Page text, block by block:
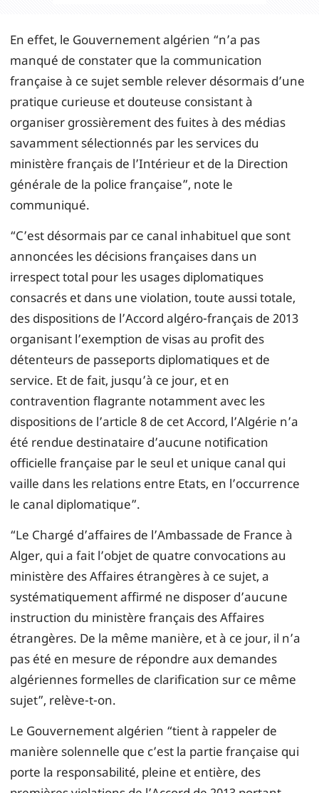
En effet, le Gouvernement algérien “n’a pas
manqué de constater que la communication
française à ce sujet semble relever désormais d’une
pratique curieuse et douteuse consistant à
organiser grossièrement des fuites à des médias
savamment sélectionnés par les services du
ministère français de l’Intérieur et de la Direction
générale de la police française”, note le
communiqué.
“C’est désormais par ce canal inhabituel que sont
annoncées les décisions françaises dans un
irrespect total pour les usages diplomatiques
consacrés et dans une violation, toute aussi totale,
des dispositions de l’Accord algéro-français de 2013
organisant l’exemption de visas au profit des
détenteurs de passeports diplomatiques et de
service. Et de fait, jusqu’à ce jour, et en
contravention flagrante notamment avec les
dispositions de l’article 8 de cet Accord, l’Algérie n’a
été rendue destinataire d’aucune notification
officielle française par le seul et unique canal qui
vaille dans les relations entre Etats, en l’occurrence
le canal diplomatique”.
“Le Chargé d’affaires de l’Ambassade de France à
Alger, qui a fait l’objet de quatre convocations au
ministère des Affaires étrangères à ce sujet, a
systématiquement affirmé ne disposer d’aucune
instruction du ministère français des Affaires
étrangères. De la même manière, et à ce jour, il n’a
pas été en mesure de répondre aux demandes
algériennes formelles de clarification sur ce même
sujet”, relève-t-on.
Le Gouvernement algérien “tient à rappeler de
manière solennelle que c’est la partie française qui
porte la responsabilité, pleine et entière, des